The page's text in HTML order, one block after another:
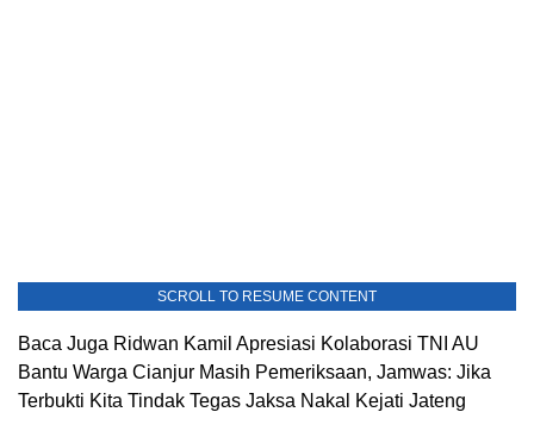
SCROLL TO RESUME CONTENT
Baca Juga Ridwan Kamil Apresiasi Kolaborasi TNI AU
Bantu Warga Cianjur Masih Pemeriksaan, Jamwas: Jika
Terbukti Kita Tindak Tegas Jaksa Nakal Kejati Jateng